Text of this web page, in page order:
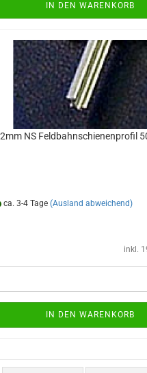
IN DEN WARENKORB
NS Feldbahnschienenprofil
ca. 3-4 Tage (Ausland abweichend)
inkl.
IN DEN WARENKORB